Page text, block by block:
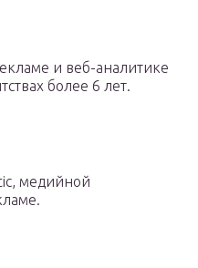
и веб-аналитике
более 6 лет.
медийной